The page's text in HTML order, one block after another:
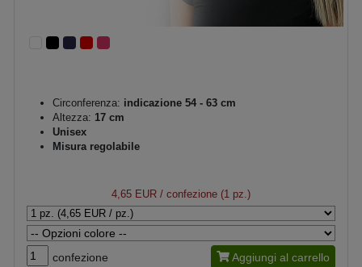
Circonferenza: indicazione 54 - 63 cm
Altezza: 17 cm
Unisex
Misura regolabile
4,65 EUR / confezione (1 pz.)
confezione Aggiungi al carrello